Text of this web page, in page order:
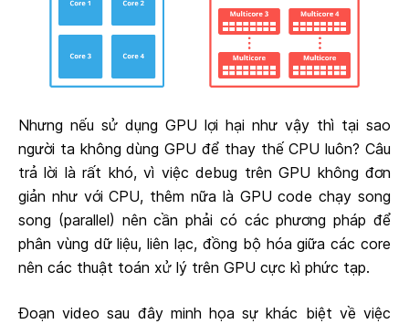
Nhưng nếu sử dụng GPU lợi hại như vậy thì tại sao
người ta không dùng GPU để thay thế CPU luôn? Câu
trả lời là rất khó, vì việc debug trên GPU không đơn
giản như với CPU, thêm nữa là GPU code chạy song
song (parallel) nên cần phải có các phương pháp để
phân vùng dữ liệu, liên lạc, đồng bộ hóa giữa các core
nên các thuật toán xử lý trên GPU cực kì phức tạp.
Đoạn video sau đây minh họa sự khác biệt về việc